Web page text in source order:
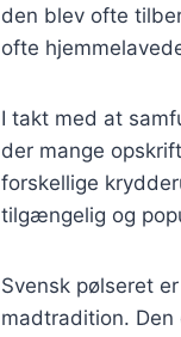
den blev ofte
ofte
I takt med at
der mange
forskellige
tilgængelig og
Svensk pølseret
madtradition.